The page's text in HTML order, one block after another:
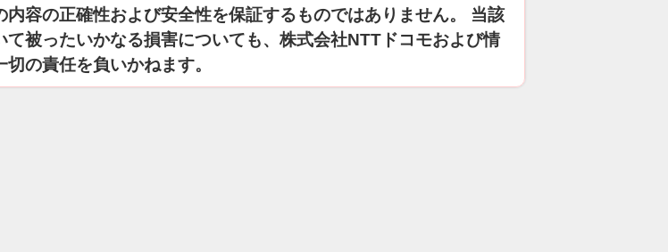
内容の正確性および安全性を保証するものではありません。 当該
て被ったいかなる損害についても、株式会社NTTドコモおよび情
の責任を負いかねます。